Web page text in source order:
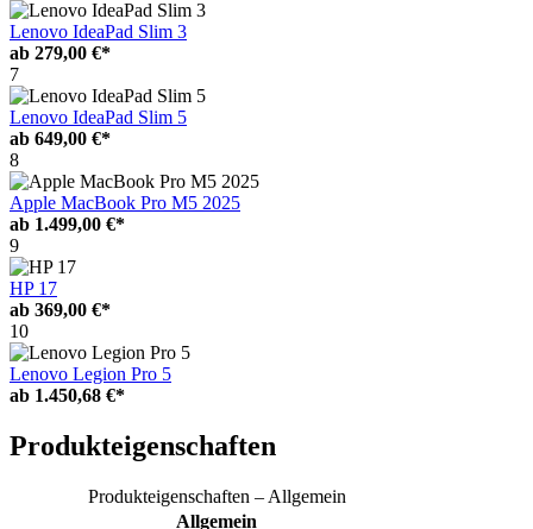
Lenovo IdeaPad Slim 3
ab 279,00 €*
7
Lenovo IdeaPad Slim 5
ab 649,00 €*
8
Apple MacBook Pro M5 2025
ab 1.499,00 €*
9
HP 17
ab 369,00 €*
10
Lenovo Legion Pro 5
ab 1.450,68 €*
Produkteigenschaften
Produkteigenschaften – Allgemein
Allgemein